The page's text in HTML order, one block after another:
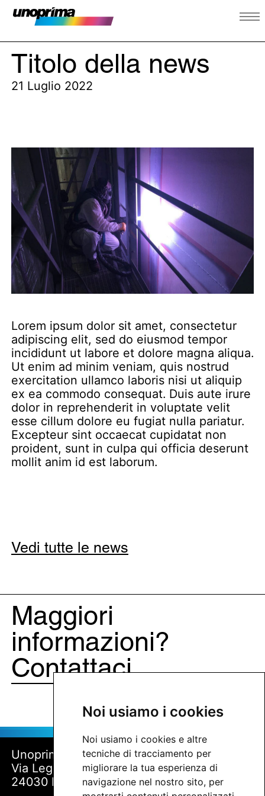
Noi usiamo i cookies
Noi usiamo i cookies e altre
tecniche di tracciamento per
migliorare la tua esperienza di
navigazione nel nostro sito, per
Titolo della news
21 Luglio 2022
Lorem ipsum dolor sit amet, consectetur
adipiscing elit, sed do eiusmod tempor
incididunt ut labore et dolore magna aliqua.
Ut enim ad minim veniam, quis nostrud
exercitation ullamco laboris nisi ut aliquip
ex ea commodo consequat. Duis aute irure
dolor in reprehenderit in voluptate velit
esse cillum dolore eu fugiat nulla pariatur.
Excepteur sint occaecat cupidatat non
proident, sunt in culpa qui officia deserunt
mollit anim id est laborum.
Vedi tutte le news
Maggiori
informazioni?
Contattaci
Unoprima SRL
Via Lega Lombarda, 8
24030 Palazzago (BG)